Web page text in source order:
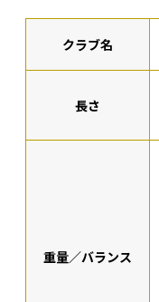
クラブ名
長さ
重量／バランス